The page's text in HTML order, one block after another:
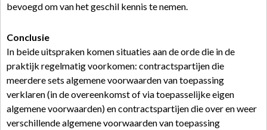
bevoegd om van het geschil kennis te nemen.
Conclusie
In beide uitspraken komen situaties aan de orde die in de
praktijk regelmatig voorkomen: contractspartijen die
meerdere sets algemene voorwaarden van toepassing
verklaren (in de overeenkomst of via toepasselijke eigen
algemene voorwaarden) en contractspartijen die over en weer
verschillende algemene voorwaarden van toepassing